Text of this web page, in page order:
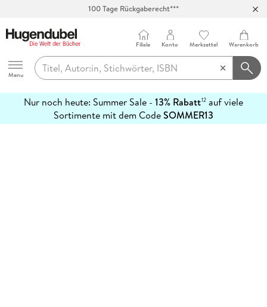
100 Tage Rückgaberecht***
Hugendubel
Menu
Filiale Konto Merkzettel Warenkorb
Nur noch heute: Summer Sale - 13% Rabatt12 auf viele
Sortimente mit dem CodeSOMMER13
erfahren